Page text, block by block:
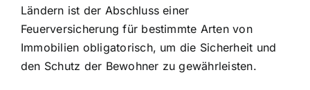
Ländern ist der Abschluss einer
Feuerversicherung für bestimmte Arten von
Immobilien obligatorisch, um die Sicherheit und
den Schutz der Bewohner zu gewährleisten.